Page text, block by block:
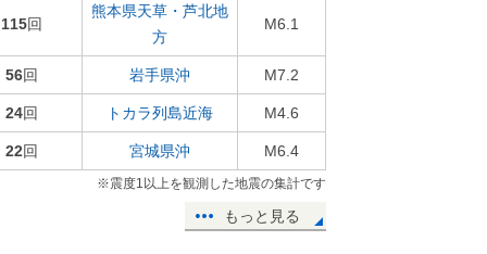
115回
熊本県天草・芦北地
方
M6.1
56回 岩手県沖 M7.2
24回 トカラ列島近海 M4.6
22回 宮城県沖 M6.4
※震度1以上を観測した地震の集計です
もっと見る